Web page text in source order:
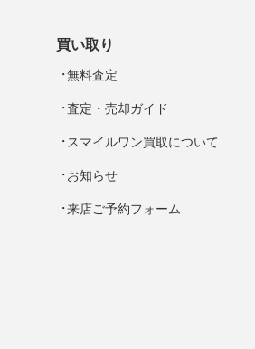
買い取り
無料査定
査定・売却ガイド
スマイルワン買取について
お知らせ
来店ご予約フォーム